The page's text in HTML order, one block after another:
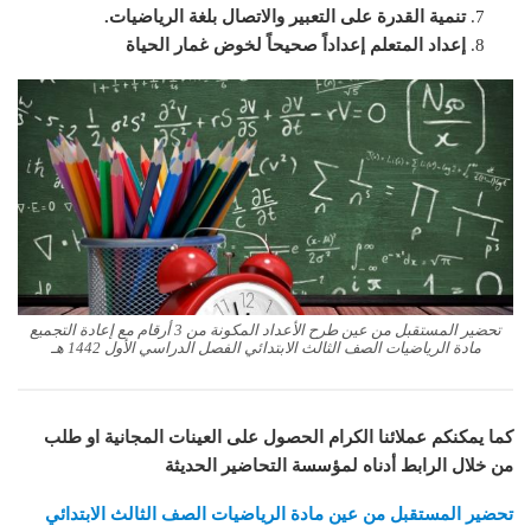
تنمية القدرة على التعبير والاتصال بلغة الرياضيات.
إعداد المتعلم إعداداً صحيحاً لخوض غمار الحياة
تحضير المستقبل من عين طرح الأعداد المكونة من 3 أرقام مع إعادة التجميع
مادة الرياضيات الصف الثالث الابتدائي الفصل الدراسي الأول 1442 هـ
كما يمكنكم عملائنا الكرام الحصول على العينات المجانية او طلب
من خلال الرابط أدناه لمؤسسة التحاضير الحديثة
تحضير المستقبل من عين مادة الرياضيات الصف الثالث الابتدائي